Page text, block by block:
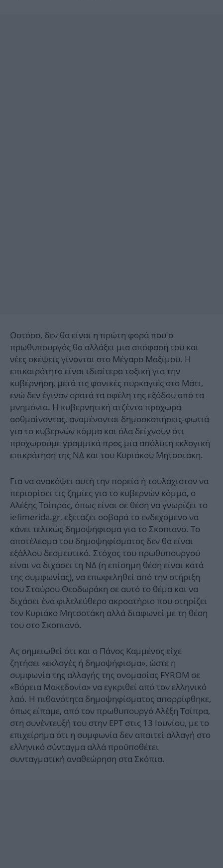
Ωστόσο, δεν θα είναι η πρώτη φορά που ο
πρωθυπουργός θα αλλάξει μια απόφασή του και
νέες σκέψεις γίνονται στο Μέγαρο Μαξίμου. Η
επικαιρότητα είναι ιδιαίτερα τοξική για την
κυβέρνηση, μετά τις φονικές πυρκαγιές στο Μάτι,
ενώ δεν έγιναν ορατά τα οφέλη της εξόδου από τα
μνημόνια. Η κυβερνητική ατζέντα προχωρά
ασθμαίνοντας, αναμένονται δημοσκοπήσεις-φωτιά
για το κυβερνών κόμμα και όλα δείχνουν ότι
προχωρούμε γραμμικά προς μια απόλυτη εκλογική
επικράτηση της ΝΔ και του Κυριάκου Μητσοτάκη.
Για να ανακόψει αυτή την πορεία ή τουλάχιστον να
περιορίσει τις ζημίες για το κυβερνών κόμμα, ο
Αλέξης Τσίπρας, όπως είναι σε θέση να γνωρίζει το
iefimerida.gr, εξετάζει σοβαρά το ενδεχόμενο να
κάνει τελικώς δημοψήφισμα για το Σκοπιανό. Το
αποτέλεσμα του δημοψηφίσματος δεν θα είναι
εξάλλου δεσμευτικό. Στόχος του πρωθυπουργού
είναι να διχάσει τη ΝΔ (η επίσημη θέση είναι κατά
της συμφωνίας), να επωφεληθεί από την στήριξη
του Σταύρου Θεοδωράκη σε αυτό το θέμα και να
διχάσει ένα φιλελεύθερο ακροατήριο που στηρίζει
τον Κυριάκο Μητσοτάκη αλλά διαφωνεί με τη θέση
του στο Σκοπιανό.
Ας σημειωθεί ότι και ο Πάνος Καμμένος είχε
ζητήσει «εκλογές ή δημοψήφισμα», ώστε η
συμφωνία της αλλαγής της ονομασίας FYROM σε
«Βόρεια Μακεδονία» να εγκριθεί από τον ελληνικό
λαό. Η πιθανότητα δημοψηφίσματος απορρίφθηκε,
όπως είπαμε, από τον πρωθυπουργό Αλέξη Τσίπρα,
στη συνέντευξή του στην ΕΡΤ στις 13 Ιουνίου, με το
επιχείρημα ότι η συμφωνία δεν απαιτεί αλλαγή στο
ελληνικό σύνταγμα αλλά προϋποθέτει
συνταγματική αναθεώρηση στα Σκόπια.